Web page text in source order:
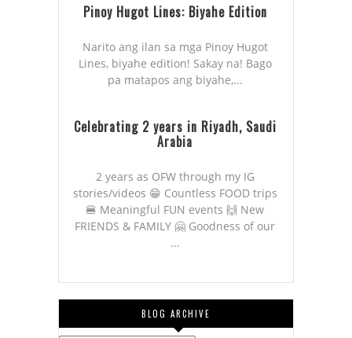
Pinoy Hugot Lines: Biyahe Edition
Narito ang ilan sa mga Pinoy Hugot
Lines, biyahe edition! Sakay na! Bago
pa matapos ang biyahe,...
Celebrating 2 years in Riyadh, Saudi
Arabia
2 years as OFW through my IG
stories/videos 😁 Countless FOOD trips
🍔 Meaningful FUN events 🙌 New
FRIENDS & FAMILY 🤗 Goodness of our
...
BLOG ARCHIVE